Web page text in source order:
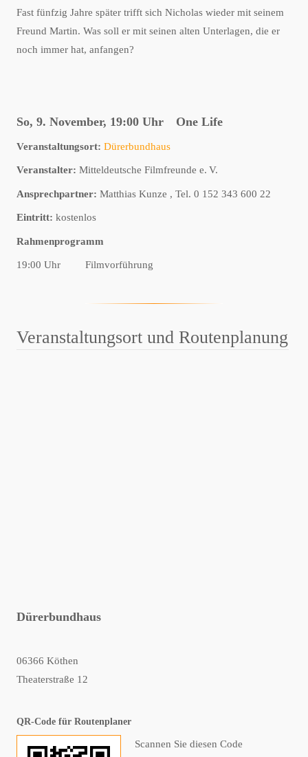
Fast fünfzig Jahre später trifft sich Nicholas wieder mit seinem
Freund Martin. Was soll er mit seinen alten Unterlagen, die er
noch immer hat, anfangen?
So, 9. November, 19:00 Uhr One Life
Veranstaltungsort: Dürerbundhaus
Veranstalter: Mitteldeutsche Filmfreunde e. V.
Ansprechpartner: Matthias Kunze , Tel. 0 152 343 600 22
Eintritt: kostenlos
Rahmenprogramm
19:00 Uhr Filmvorführung
Veranstaltungsort und Routenplanung
Dürerbundhaus
06366 Köthen
Theaterstraße 12
QR-Code für Routenplaner
Scannen Sie diesen Code